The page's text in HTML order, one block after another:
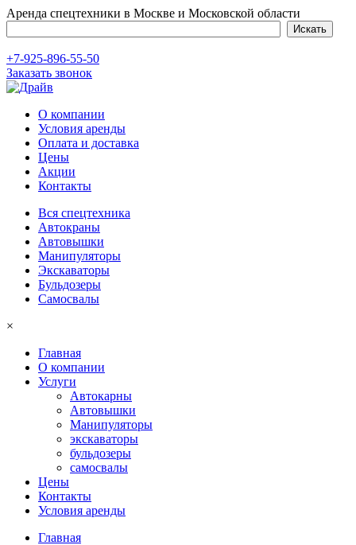
Аренда спецтехники в Москве и Московской области
+7-925-896-55-50
Заказать звонок
О компании
Условия аренды
Оплата и доставка
Цены
Акции
Контакты
Вся спецтехника
Автокраны
Автовышки
Манипуляторы
Экскаваторы
Бульдозеры
Самосвалы
×
Главная
О компании
Услуги
Автокарны
Автовышки
Манипуляторы
экскаваторы
бульдозеры
самосвалы
Цены
Контакты
Условия аренды
Главная